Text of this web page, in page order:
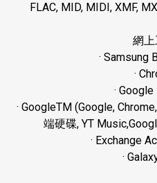
FLAC, MID, MIDI, XMF,
網
· Samsung
·
·
· GoogleTM (Google,
端硬碟, YT
· Exchange
·